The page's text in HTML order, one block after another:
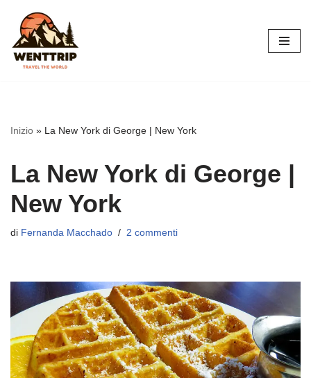
Vai
al
contenuto
Inizio » La New York di George | New York
La New York di George |
New York
di Fernanda Macchado 2 commenti